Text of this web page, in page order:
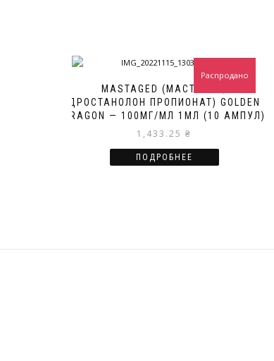
MASTAGED (МАСТЕРОН,
ДРОСТАНОЛОН ПРОПИОНАТ) GOLDEN
DRAGON — 100МГ/МЛ 1МЛ (10 АМПУЛ)
1,433.25₴
Распродано
ПОДРОБНЕЕ